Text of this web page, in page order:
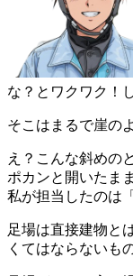
な？とワクワク！
そこはまるで崖の
え？こんな斜めの
ポカンと開いたま
私が担当したのは
足場は直接建物と
くてはならないも